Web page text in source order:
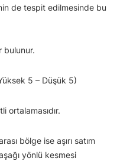
de tespit edilmesinde bu
bulunur.
5 – Düşük 5)
ortalamasıdır.
bölge ise aşırı satım
yönlü kesmesi